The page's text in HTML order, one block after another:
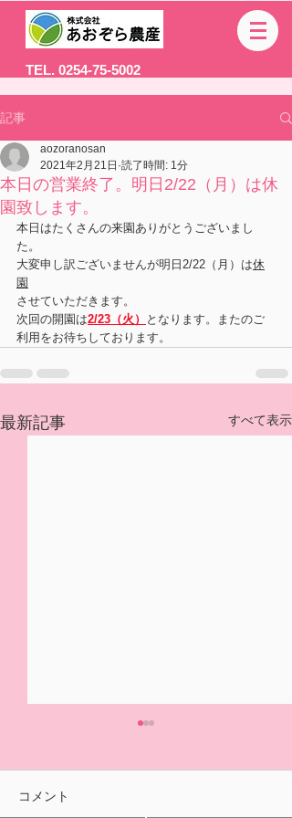
TEL. 0254-75-5002
記事
本日の営業終了。明日2/22（月）は休
園致します。
aozoranosan
2021年2月21日 読了時間: 1分
本日はたくさんの来園ありがとうございまし
た。
大変申し訳ございませんが明日2/22（月）は休
園
させていただきます。
次回の開園は2/23（火）
となります。またのご
利用をお待ちしております。
最新記事 すべて表示
おはようございます！ ２/14
コメント